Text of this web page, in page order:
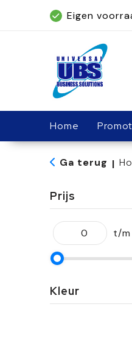
Eigen
Geleverd
Home
Ga terug |
Prijs
t/m
Kleur